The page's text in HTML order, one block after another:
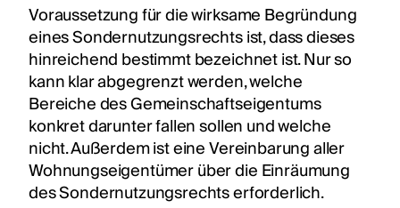
Voraussetzung für die wirksame Begründung
eines Sondernutzungsrechts ist, dass dieses
hinreichend bestimmt bezeichnet ist. Nur so
kann klar abgegrenzt werden, welche
Bereiche des Gemeinschaftseigentums
konkret darunter fallen sollen und welche
nicht. Außerdem ist eine Vereinbarung aller
Wohnungseigentümer über die Einräumung
des Sondernutzungsrechts erforderlich.